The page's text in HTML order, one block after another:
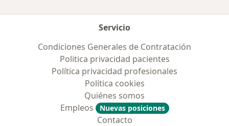
Servicio
Condiciones Generales de Contratación
Politica privacidad pacientes
Política privacidad profesionales
Política cookies
Quiénes somos
Empleos
Nuevas posiciones
Contacto